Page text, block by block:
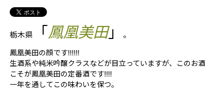
栃木県 「鳳凰美田」 。
鳳凰美田の顔です!!!!!!
生酒系や純米吟醸クラスなどが目立っていますが、このお酒
こそが鳳凰美田の定番酒です!!!!
一年を通してこの味わいを保つ。